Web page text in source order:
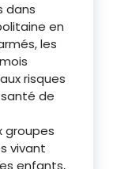
dans
en
les
risques
santé de
groupes
vivant
enfants,